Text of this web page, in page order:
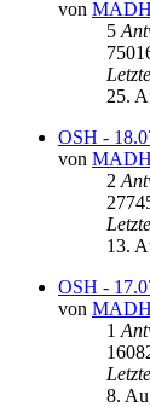
von
5
25.
OSH -
von
2
13.
OSH -
von
1
8.